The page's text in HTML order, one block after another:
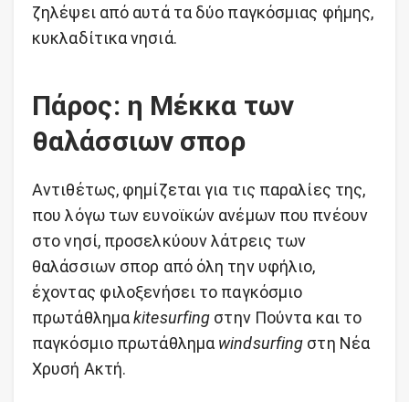
ζηλέψει από αυτά τα δύο παγκόσμιας φήμης,
κυκλαδίτικα νησιά.
Πάρος: η Μέκκα των
θαλάσσιων σπορ
Αντιθέτως, φημίζεται για τις παραλίες της,
που λόγω των ευνοϊκών ανέμων που πνέουν
στο νησί, προσελκύουν λάτρεις των
θαλάσσιων σπορ από όλη την υφήλιο,
έχοντας φιλοξενήσει το παγκόσμιο
πρωτάθλημαkitesurfing στην Πούντα και το
παγκόσμιο πρωτάθλημαwindsurfing στη Νέα
Χρυσή Ακτή.